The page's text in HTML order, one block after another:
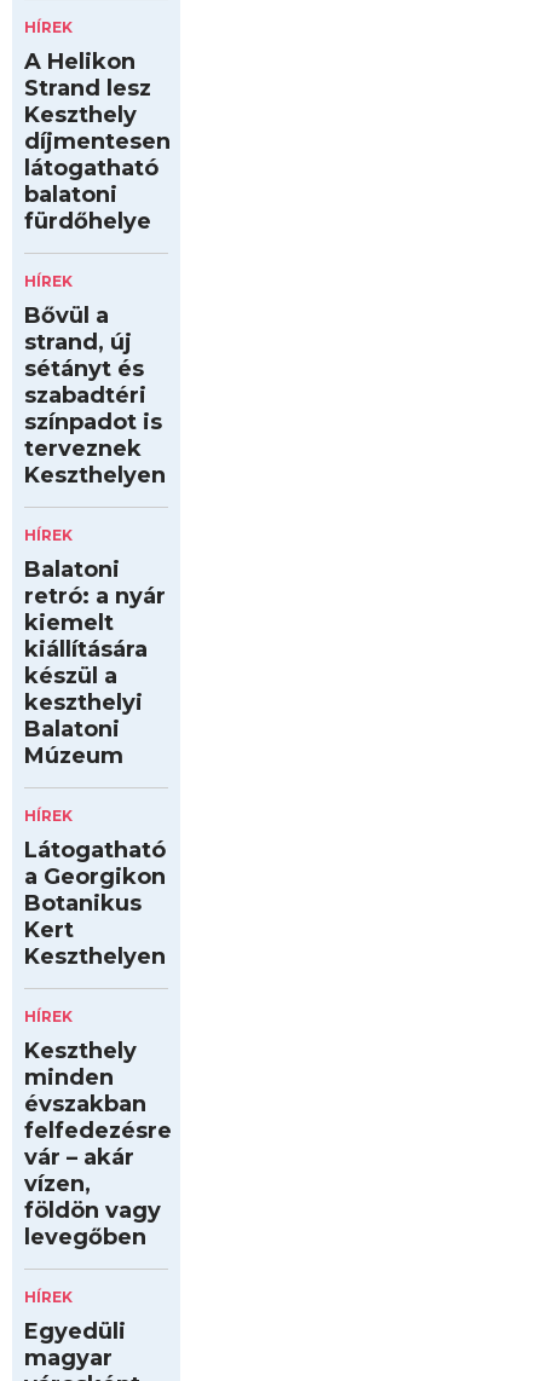
HÍREK
A Helikon
Strand lesz
Keszthely
díjmentesen
látogatható
balatoni
fürdőhelye
HÍREK
Bővül a
strand, új
sétányt és
szabadtéri
színpadot is
terveznek
Keszthelyen
HÍREK
Balatoni
retró: a nyár
kiemelt
kiállítására
készül a
keszthelyi
Balatoni
Múzeum
HÍREK
Látogatható
a Georgikon
Botanikus
Kert
Keszthelyen
HÍREK
Keszthely
minden
évszakban
felfedezésre
vár – akár
vízen,
földön vagy
levegőben
HÍREK
Egyedüli
magyar